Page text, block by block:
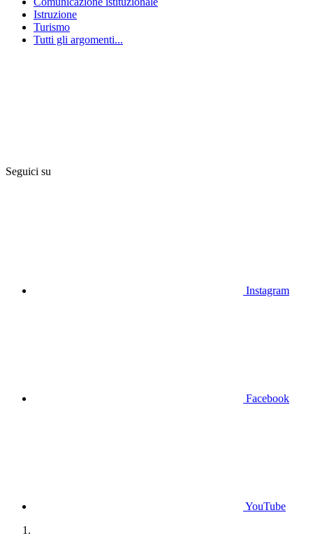
Istruzione
Turismo
Tutti gli argomenti...
Seguici su
Instagram
Facebook
YouTube